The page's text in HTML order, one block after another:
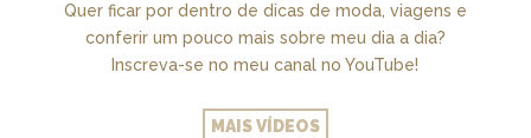
Quer ficar por dentro de dicas de moda, viagens e
conferir um pouco mais sobre meu dia a dia?
Inscreva-se no meu canal no YouTube!
MAIS VÍDEOS